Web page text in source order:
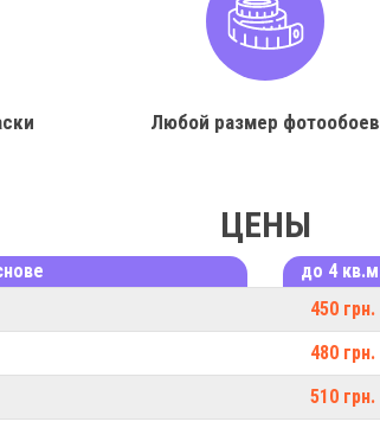
Любой размер фотообоев
ЦЕНЫ
до 4
450 грн.
480 грн.
510 грн.